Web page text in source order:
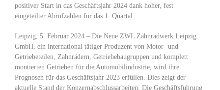
positiver Start in das Geschäftsjahr 2024 dank hoher, fest
eingeteilter Abrufzahlen für das 1. Quartal
Leipzig, 5. Februar 2024 – Die Neue ZWL Zahnradwerk Leipzig
GmbH, ein international tätiger Produzent von Motor- und
Getriebeteilen, Zahnrädern, Getriebebaugruppen und komplett
montierten Getrieben für die Automobilindustrie, wird ihre
Prognosen für das Geschäftsjahr 2023 erfüllen. Dies zeigt der
aktuelle Stand der Konzernabschlussarbeiten. Die Geschäftsführung